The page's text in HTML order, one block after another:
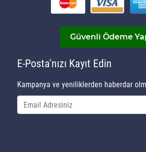
Güvenli Ödeme
E-Posta'nızı Kayıt Edin
Kampanya ve yeniliklerden haberdar